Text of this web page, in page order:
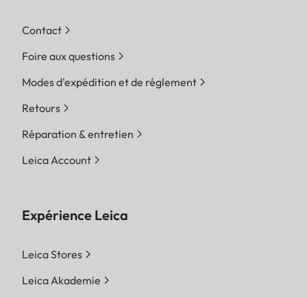
Contact
Foire aux questions
Modes d'expédition et de réglement
Retours
Réparation & entretien
Leica Account
Expérience Leica
Leica Stores
Leica Akademie